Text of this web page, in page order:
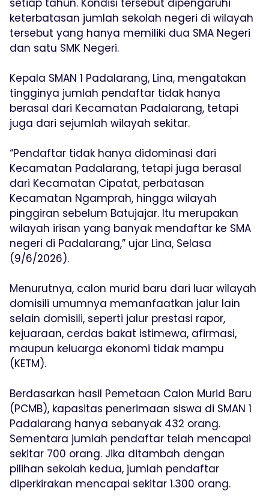
setiap tahun. Kondisi tersebut dipengaruhi
keterbatasan jumlah sekolah negeri di wilayah
tersebut yang hanya memiliki dua SMA Negeri
dan satu SMK Negeri.
Kepala SMAN 1 Padalarang, Lina, mengatakan
tingginya jumlah pendaftar tidak hanya
berasal dari Kecamatan Padalarang, tetapi
juga dari sejumlah wilayah sekitar.
“Pendaftar tidak hanya didominasi dari
Kecamatan Padalarang, tetapi juga berasal
dari Kecamatan Cipatat, perbatasan
Kecamatan Ngamprah, hingga wilayah
pinggiran sebelum Batujajar. Itu merupakan
wilayah irisan yang banyak mendaftar ke SMA
negeri di Padalarang,” ujar Lina, Selasa
(9/6/2026).
Menurutnya, calon murid baru dari luar wilayah
domisili umumnya memanfaatkan jalur lain
selain domisili, seperti jalur prestasi rapor,
kejuaraan, cerdas bakat istimewa, afirmasi,
maupun keluarga ekonomi tidak mampu
(KETM).
Berdasarkan hasil Pemetaan Calon Murid Baru
(PCMB), kapasitas penerimaan siswa di SMAN 1
Padalarang hanya sebanyak 432 orang.
Sementara jumlah pendaftar telah mencapai
sekitar 700 orang. Jika ditambah dengan
pilihan sekolah kedua, jumlah pendaftar
diperkirakan mencapai sekitar 1.300 orang.